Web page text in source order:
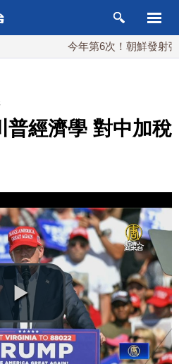
今年第6次！朝鮮發射彈道導
普經濟學 對中加稅